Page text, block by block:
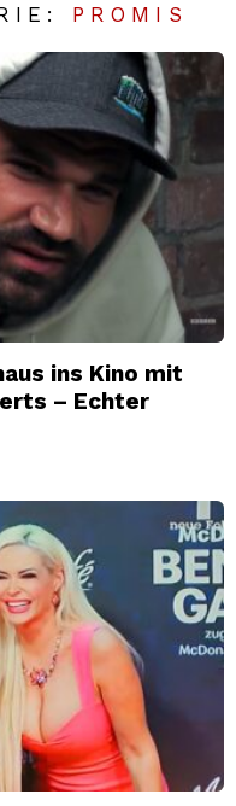
PROMIS
ins Kino mit
– Echter